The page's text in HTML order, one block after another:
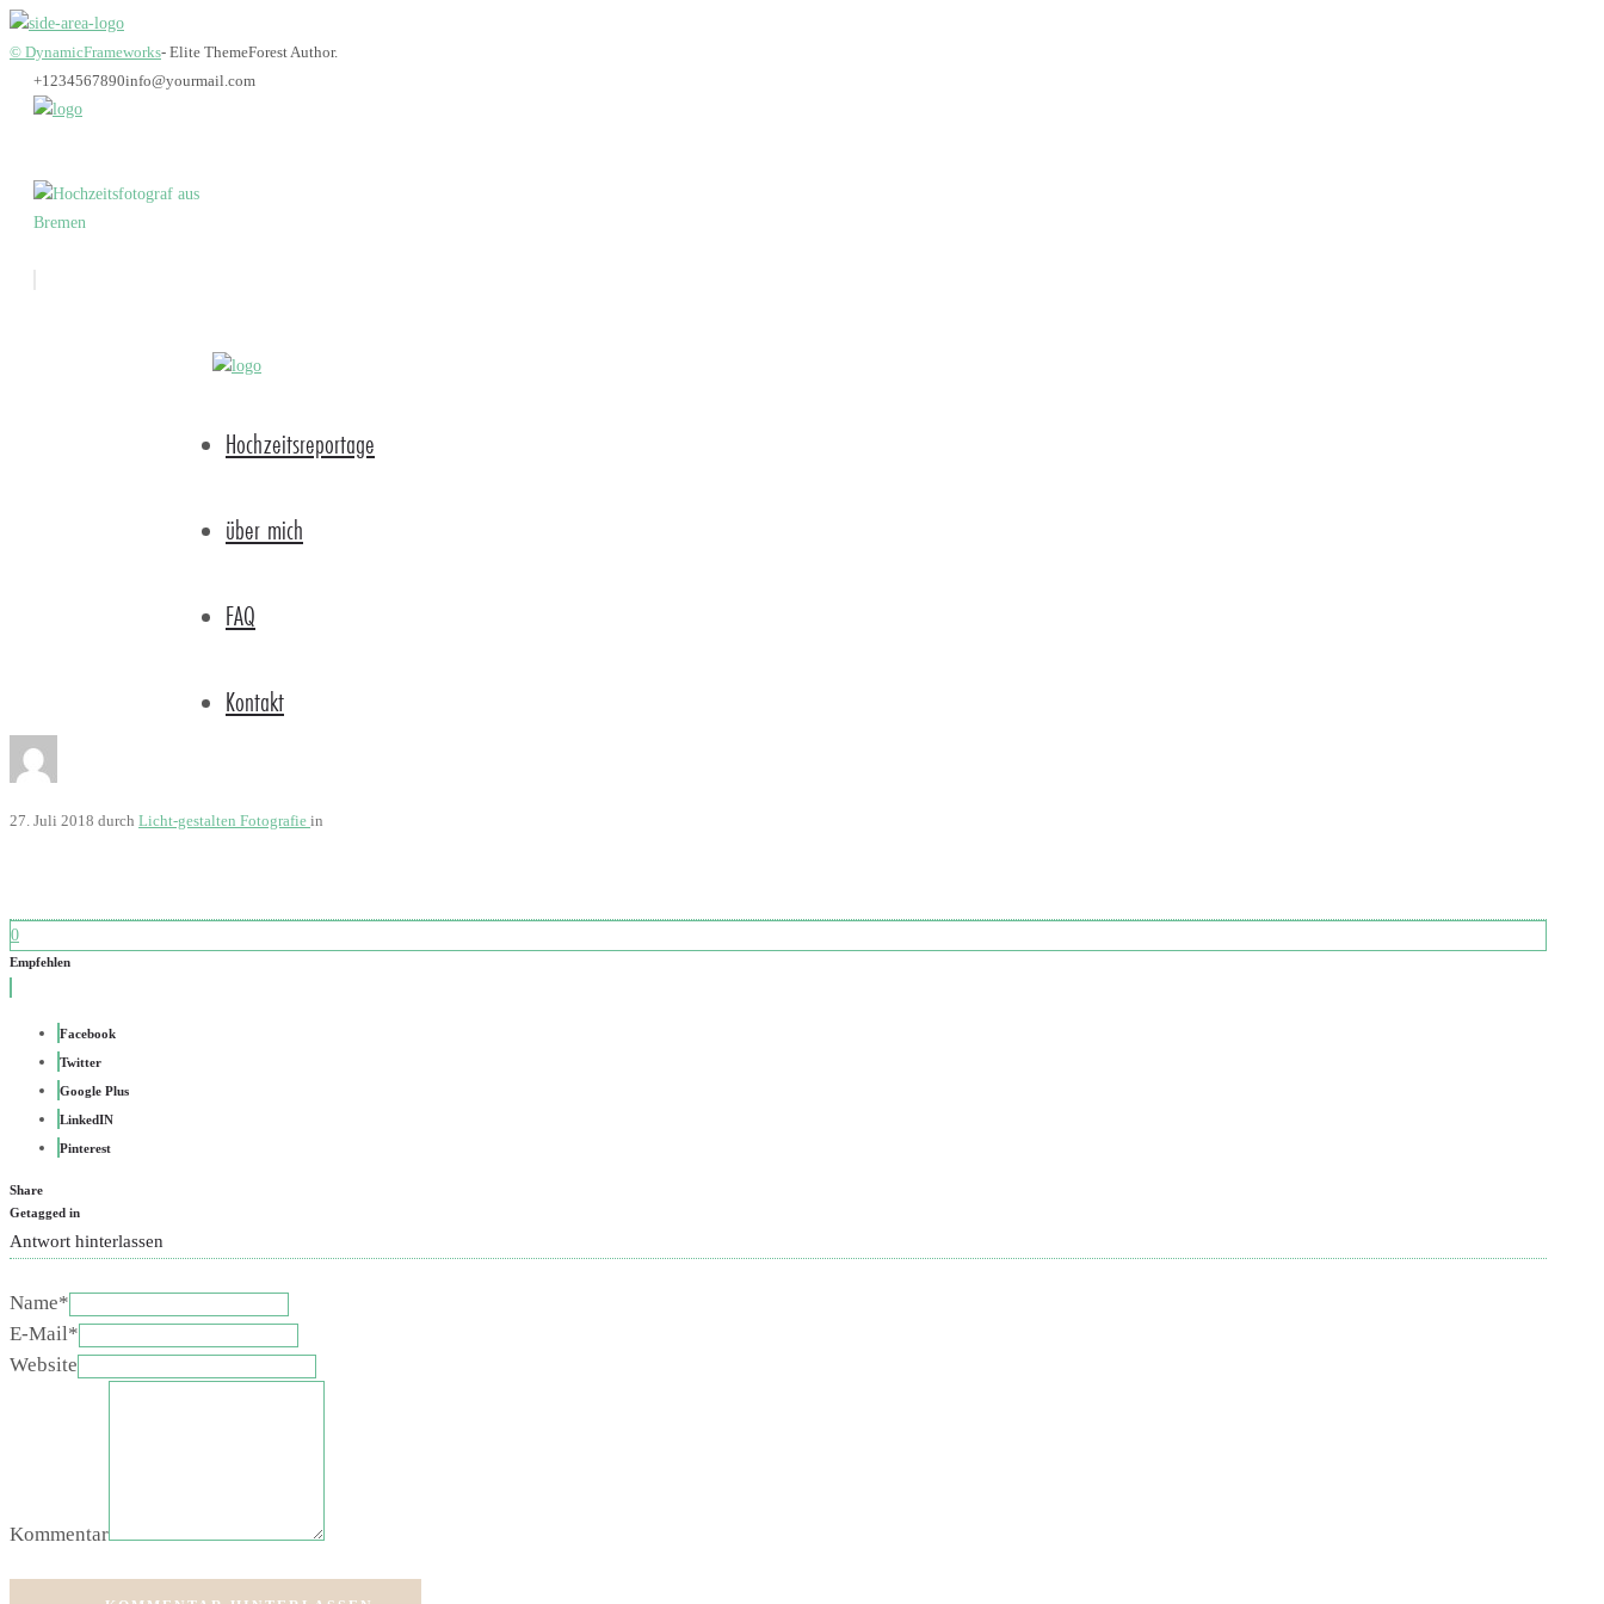
© DynamicFrameworks- Elite ThemeForest Author.
+1234567890info@yourmail.com
Hochzeitsreportage
über mich
FAQ
Kontakt
27. Juli 2018 durch Licht-gestalten Fotografie in
0
Empfehlen
Facebook
Twitter
Google Plus
LinkedIN
Pinterest
Share
Getagged in
Antwort hinterlassen
Name*
E-Mail*
Website
Kommentar